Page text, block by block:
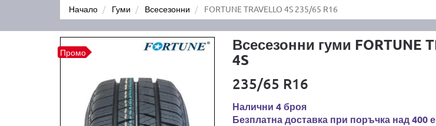
Начало Гуми Всесезонни FORTUNE TRAVELLO 4S 235/65 R16
Промо
Всесезонни гуми FORTUNE
4S
235/65 R16
Налични 4 броя
Безплатна доставка при поръчка над 400